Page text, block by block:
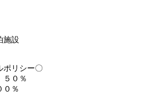
施設
ポリシー〇
０％
％